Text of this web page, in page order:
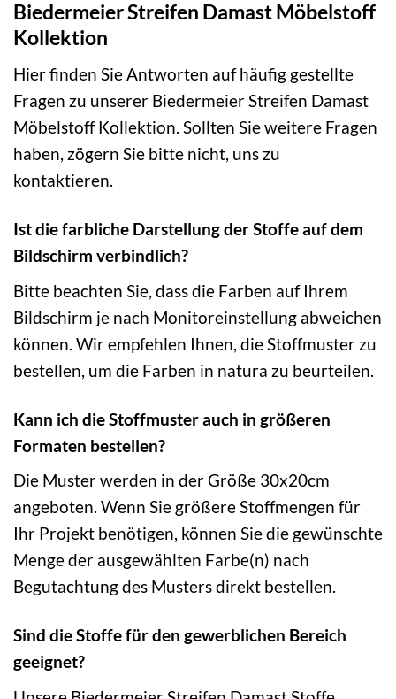
Biedermeier Streifen Damast Möbelstoff
Kollektion
Hier finden Sie Antworten auf häufig gestellte
Fragen zu unserer Biedermeier Streifen Damast
Möbelstoff Kollektion. Sollten Sie weitere Fragen
haben, zögern Sie bitte nicht, uns zu
kontaktieren.
Ist die farbliche Darstellung der Stoffe auf dem
Bildschirm verbindlich?
Bitte beachten Sie, dass die Farben auf Ihrem
Bildschirm je nach Monitoreinstellung abweichen
können. Wir empfehlen Ihnen, die Stoffmuster zu
bestellen, um die Farben in natura zu beurteilen.
Kann ich die Stoffmuster auch in größeren
Formaten bestellen?
Die Muster werden in der Größe 30x20cm
angeboten. Wenn Sie größere Stoffmengen für
Ihr Projekt benötigen, können Sie die gewünschte
Menge der ausgewählten Farbe(n) nach
Begutachtung des Musters direkt bestellen.
Sind die Stoffe für den gewerblichen Bereich
geeignet?